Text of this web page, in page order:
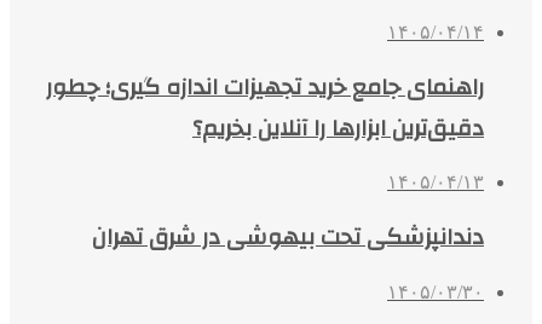
۱۴۰۵/۰۴/۱۴
راهنمای جامع خرید تجهیزات اندازه گیری؛ چطور
دقیق‌ترین ابزارها را آنلاین بخریم؟
۱۴۰۵/۰۴/۱۳
دندانپزشکی تحت بیهوشی در شرق تهران
۱۴۰۵/۰۳/۳۰